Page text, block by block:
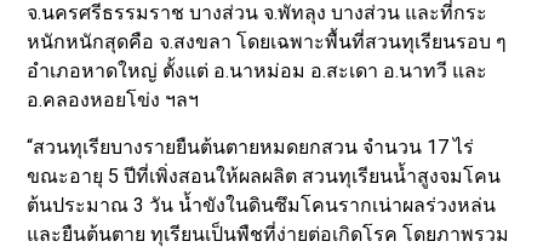
จ.นครศรีธรรมราช บางส่วน จ.พัทลุง บางส่วน และที่กระ
หนักหนักสุดคือ จ.สงขลา โดยเฉพาะพื้นที่สวนทุเรียนรอบ ๆ
อำเภอหาดใหญ่ ตั้งแต่ อ.นาหม่อม อ.สะเดา อ.นาทวี และ
อ.คลองหอยโข่ง ฯลฯ
“สวนทุเรียบางรายยืนต้นตายหมดยกสวน จำนวน 17 ไร่
ขณะอายุ 5 ปีที่เพิ่งสอนให้ผลผลิต สวนทุเรียนน้ำสูงจมโคน
ต้นประมาณ 3 วัน น้ำขังในดินซึมโคนรากเน่าผลร่วงหล่น
และยืนต้นตาย ทุเรียนเป็นพืชที่ง่ายต่อเกิดโรค โดยภาพรวม